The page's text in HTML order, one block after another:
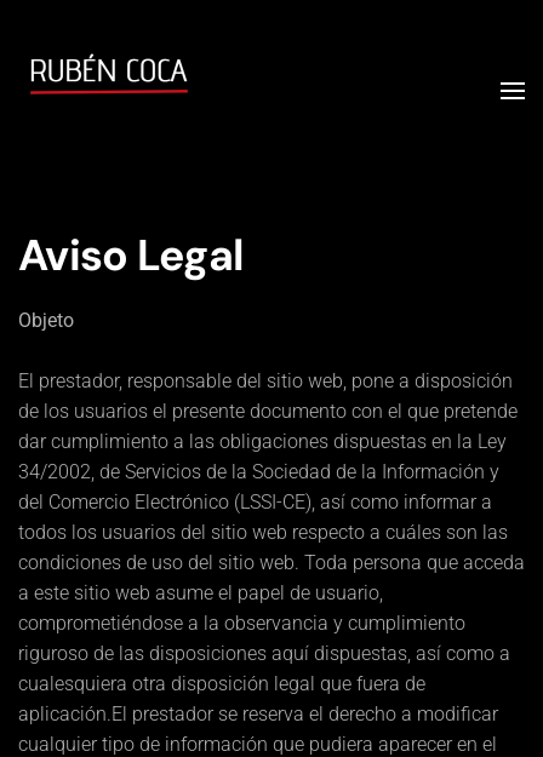
Aviso Legal
Objeto
El prestador, responsable del sitio web, pone a disposición
de los usuarios el presente documento con el que pretende
dar cumplimiento a las obligaciones dispuestas en la Ley
34/2002, de Servicios de la Sociedad de la Información y
del Comercio Electrónico (LSSI-CE), así como informar a
todos los usuarios del sitio web respecto a cuáles son las
condiciones de uso del sitio web. Toda persona que acceda
a este sitio web asume el papel de usuario,
comprometiéndose a la observancia y cumplimiento
riguroso de las disposiciones aquí dispuestas, así como a
cualesquiera otra disposición legal que fuera de
aplicación.El prestador se reserva el derecho a modificar
cualquier tipo de información que pudiera aparecer en el